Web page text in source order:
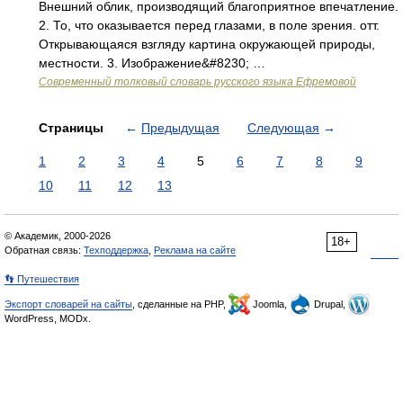
Внешний облик, производящий благоприятное впечатление.
2. То, что оказывается перед глазами, в поле зрения. отт.
Открывающаяся взгляду картина окружающей природы,
местности. 3. Изображение&#8230; …
Современный толковый словарь русского языка Ефремовой
Страницы ← Предыдущая Следующая →
1 2 3 4 5 6 7 8
9
10
11 12 13
18+
© Академик, 2000-2026
Обратная связь: Техподдержка Реклама на сайте
👣 Путешествия
Экспорт словарей на сайты , сделанные на PHP, Joomla,
Drupal,
WordPress, MODx.